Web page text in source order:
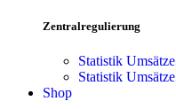
Zentralregulierung
Statistik Umsätze
Statistik Umsätze
Shop